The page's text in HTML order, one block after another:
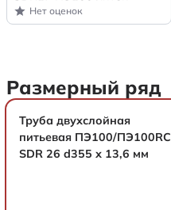
Нет оценок
Размерный ряд
Труба двухслойная
питьевая ПЭ100/ПЭ100RC
SDR 26 d355 х 13,6 мм